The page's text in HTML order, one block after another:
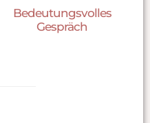
Bedeutungsvolles
Gespräch